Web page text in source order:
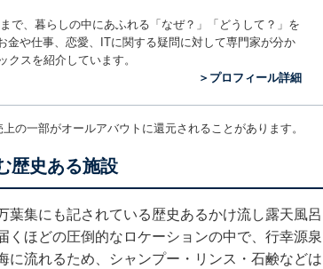
で、暮らしの中にあふれる「なぜ？」「どうして？」を
や仕事、恋愛、ITに関する疑問に対して専門家が分か
スを紹介しています。
＞プロフィール詳細
の一部がオールアバウトに還元されることがあります。
歴史ある施設
集にも記されている歴史あるかけ流し露天風呂
ほどの圧倒的なロケーションの中で、行幸源泉
流れるため、シャンプー・リンス・石鹸などは